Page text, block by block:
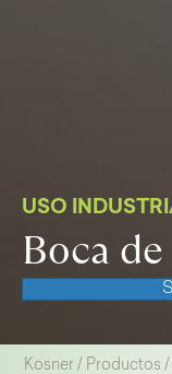
USO
Boca
Kosner / Productos /